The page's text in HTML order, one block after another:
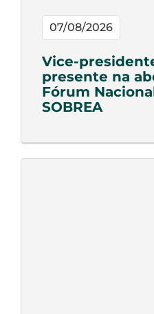
07/08/2026
Vice-
presente na
Fórum
SOBREA